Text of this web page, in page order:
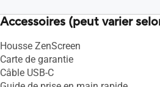
Accessoires (peut varier
Housse ZenScreen
Carte de garantie
Câble USB-C